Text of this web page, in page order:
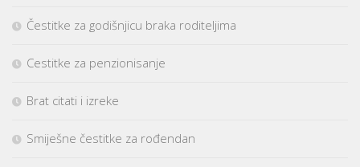
Čestitke za godišnjicu braka roditeljima
Cestitke za penzionisanje
Brat citati i izreke
Smiješne čestitke za rođendan